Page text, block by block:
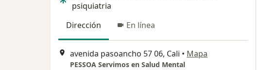
psiquiatria
Dirección
En línea
avenida pasoancho 57 06, Cali • Mapa
PESSOA Servimos en Salud Mental